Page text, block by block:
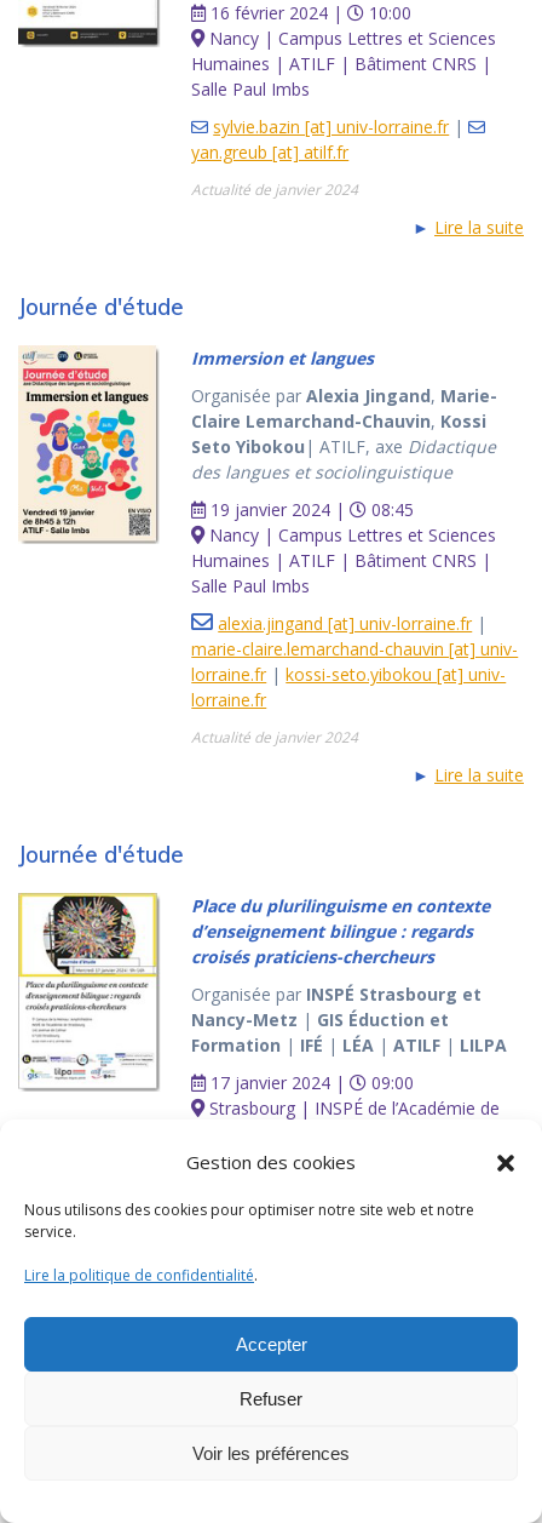
Gestion des cookies
Nous utilisons des cookies pour optimiser notre site web et notre
service.
Lire la politique de confidentialité.
Accepter
Refuser
Voir les préférences
16 février 2024 |
10:00
Nancy | Campus Lettres et Sciences
Humaines | ATILF | Bâtiment CNRS |
Salle Paul Imbs
sylvie.bazin [at] univ-lorraine.fr|
yan.greub [at] atilf.fr
Actualité de janvier 2024
► Lire la suite
Journée d'étude
Immersion et langues
Organisée parAlexia Jingand, Marie-
Claire Lemarchand-Chauvin, Kossi
Seto Yibokou | ATILF, axe Didactique
des langues et sociolinguistique
19 janvier 2024 |
08:45
Nancy | Campus Lettres et Sciences
Humaines | ATILF | Bâtiment CNRS |
Salle Paul Imbs
alexia.jingand [at] univ-lorraine.fr|
marie-claire.lemarchand-chauvin [at] univ-
lorraine.fr|kossi-seto.yibokou [at] univ-
lorraine.fr
Actualité de janvier 2024
► Lire la suite
Journée d'étude
Place du plurilinguisme en contexte
d’enseignement bilingue : regards
croisés praticiens-chercheurs
Organisée par INSPÉ Strasbourg et
Nancy-Metz | GIS Éduction et
Formation | IFÉ | LÉA |ATILF | LILPA
17 janvier 2024 |
09:00
Strasbourg | INSPÉ de l’Académie de
Campus de la Meinau | Amphithéâtre
croisement de regards «monde du
mieux comprendre en quoi la prise en
culturelle des élèves et de leurs familles
est à la fois stimulante et problématique.
veronique.lemoine-bresson [at] univ-
lorraine.fr
Actualité de décembre 2023